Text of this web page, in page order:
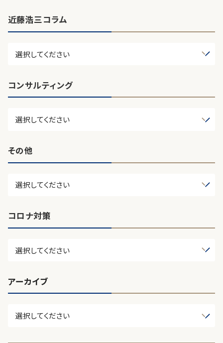
近藤浩三コラム
コンサルティング
その他
コロナ対策
アーカイブ